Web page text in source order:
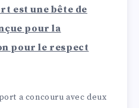
est une bête de
pour la
pour le respect
a concouru avec deux